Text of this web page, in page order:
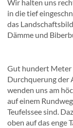
Wir halten uns
in die tief
das
Dämme und
Gut hundert Meter
Durchquerung der
wenden uns am
auf einem
Teufelssee sind.
oben auf das enge